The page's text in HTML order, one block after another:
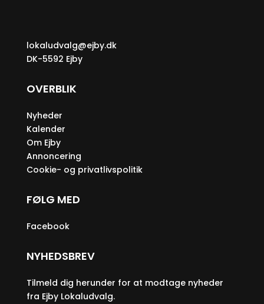
lokaludvalg@ejby.dk
DK-5592 Ejby
OVERBLIK
Nyheder
Kalender
Om Ejby
Annoncering
Cookie- og privatlivspolitik
FØLG MED
Facebook
NYHEDSBREV
Tilmeld dig herunder for at modtage nyheder
fra Ejby Lokaludvalg.